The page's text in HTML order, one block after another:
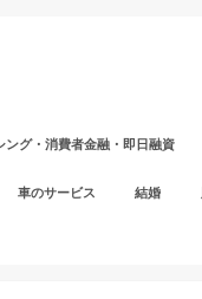
ング・消費者金融・即日融資
車のサービス 結婚